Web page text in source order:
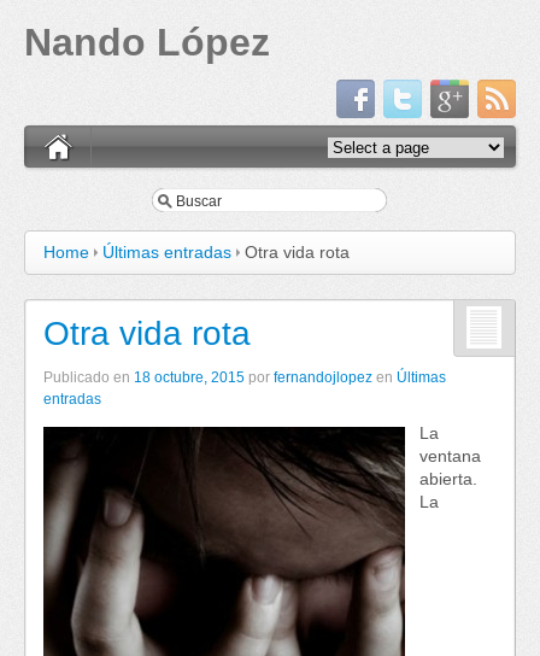
Nando López
Home Últimas entradas Otra vida rota
Otra vida rota
Publicado en 18 octubre, 2015 por fernandojlopez en Últimas
entradas
La
ventana
abierta.
La